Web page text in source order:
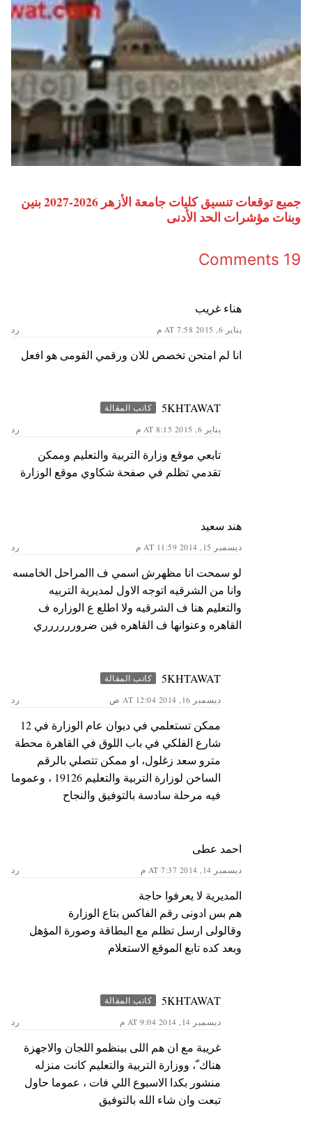
جميع توقعات تنسيق كليات جامعة الأزهر 2026-2027 بنين
وبنات مؤشرات الحد الأدنى
19 Comments
هناء غريب
يناير 6, 2015 AT 7:58 م رد
انا لم امتحن تخصص للان ورقمي القومى هو افعل
5KHTAWAT كاتب المقالة
يناير 6, 2015 AT 8:15 م رد
تابعي موقع وزارة التربية والتعليم وممكن
تقدمي تظلم في صفحة شكاوي موقع الوزارة
هند سعيد
ديسمبر 15, 2014 AT 11:59 م رد
لو سمحت انا مظهرش اسمي ف االمراحل الخامسه
وانا من الشرقيه اتوجه اﻻول لمديرية التربيه
والتعليم هنا ف الشرقيه وﻻ اطلع ع الوزاره ف
القاهره وعنوانها ف القاهره فين ضرورررررري
5KHTAWAT كاتب المقالة
ديسمبر 16, 2014 AT 12:04 ص رد
ممكن تستعلمي في ديوان عام الوزارة في 12
شارع الفلكي في باب اللوق في القاهرة محطة
مترو سعد زغلول، او ممكن تتصلي بالرقم
الساخن لوزارة التربية والتعليم 19126 ، وعموما
فيه مرحلة سادسة بالتوفيق والنجاح
احمد عطى
ديسمبر 14, 2014 AT 7:37 م رد
المديرية لا يعرفوا حاجة
هم بس ادونى رقم الفاكس بتاع الوزارة
وقالولى ارسل تظلم مع البطاقة وصورة المؤهل
وبعد كده تابع الموقع الاستعلام
5KHTAWAT كاتب المقالة
ديسمبر 14, 2014 AT 9:04 م رد
غريبة مع ان هم اللى بينظمو اللجان والاجهزة
هناك ّ، ووزارة التربية والتعليم كانت منزله
منشور بكدا الاسبوع اللي فات ، عموما حاول
تبعت وان شاء الله بالتوفيق